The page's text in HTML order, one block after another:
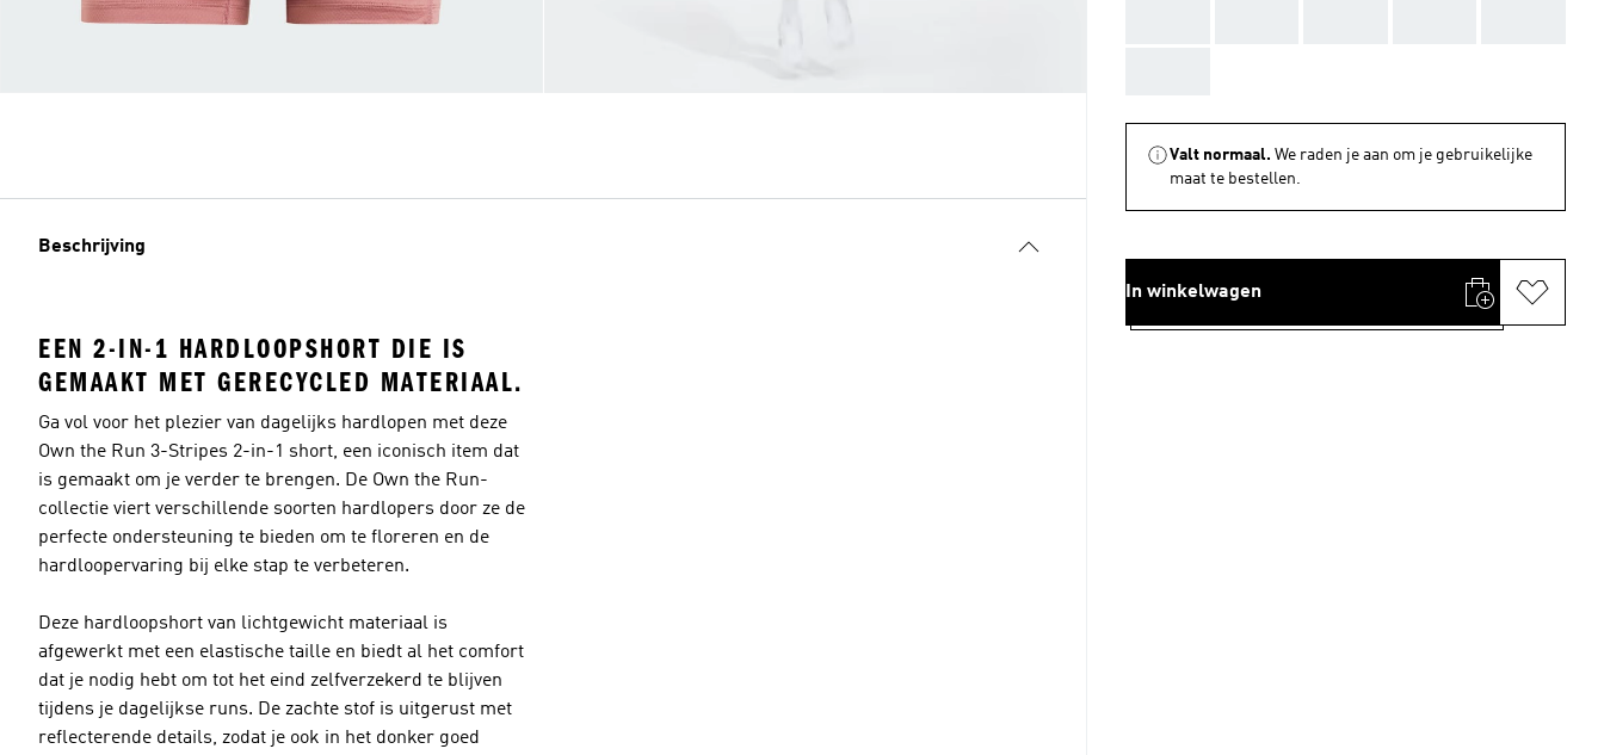
Beschrijving
EEN 2-IN-1 HARDLOOPSHORT DIE IS
GEMAAKT MET GERECYCLED MATERIAAL.
Ga vol voor het plezier van dagelijks hardlopen met deze
Own the Run 3-Stripes 2-in-1 short, een iconisch item dat
is gemaakt om je verder te brengen. De Own the Run-
collectie viert verschillende soorten hardlopers door ze de
perfecte ondersteuning te bieden om te floreren en de
hardloopervaring bij elke stap te verbeteren.
Deze hardloopshort van lichtgewicht materiaal is
afgewerkt met een elastische taille en biedt al het comfort
dat je nodig hebt om tot het eind zelfverzekerd te blijven
tijdens je dagelijkse runs. De zachte stof is uitgerust met
reflecterende details, zodat je ook in het donker goed
Valt normaal. We raden je aan om je gebruikelijke
maat te bestellen.
In winkelwagen